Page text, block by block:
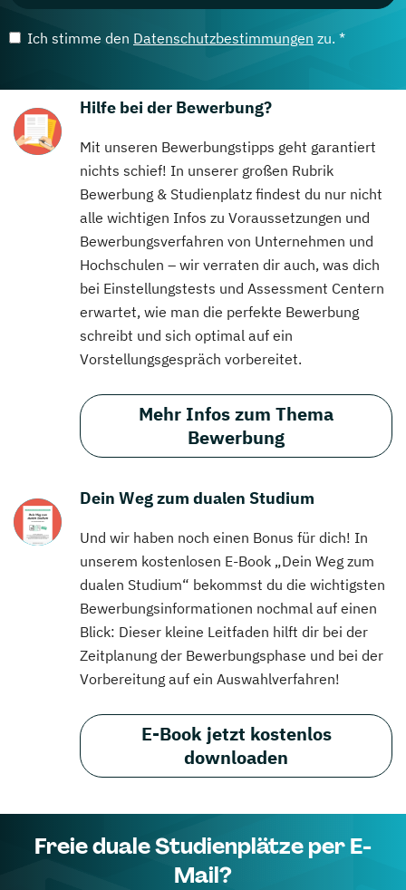
Ich stimme den Datenschutzbestimmungen zu. *
Hilfe bei der Bewerbung?
Mit unseren Bewerbungstipps geht garantiert
nichts schief! In unserer großen Rubrik
Bewerbung & Studienplatz findest du nur nicht
alle wichtigen Infos zu Voraussetzungen und
Bewerbungsverfahren von Unternehmen und
Hochschulen – wir verraten dir auch, was dich
bei Einstellungstests und Assessment Centern
erwartet, wie man die perfekte Bewerbung
schreibt und sich optimal auf ein
Vorstellungsgespräch vorbereitet.
Mehr Infos zum Thema
Bewerbung
Dein Weg zum dualen Studium
Und wir haben noch einen Bonus für dich! In
unserem kostenlosen E-Book „Dein Weg zum
dualen Studium“ bekommst du die wichtigsten
Bewerbungsinformationen nochmal auf einen
Blick: Dieser kleine Leitfaden hilft dir bei der
Zeitplanung der Bewerbungsphase und bei der
Vorbereitung auf ein Auswahlverfahren!
E-Book jetzt kostenlos
downloaden
Freie duale Studienplätze per E-
Mail?